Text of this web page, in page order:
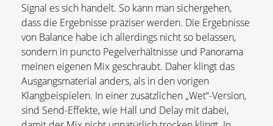
Signal es sich handelt. So kann man sichergehen,
dass die Ergebnisse präziser werden. Die Ergebnisse
von Balance habe ich allerdings nicht so belassen,
sondern in puncto Pegelverhältnisse und Panorama
meinen eigenen Mix geschraubt. Daher klingt das
Ausgangsmaterial anders, als in den vorigen
Klangbeispielen. In einer zusätzlichen „Wet“-Version,
sind Send-Effekte, wie Hall und Delay mit dabei,